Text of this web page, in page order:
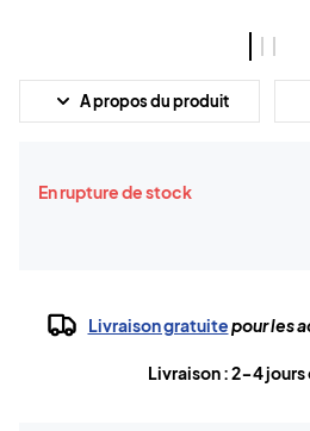
A propos du produit
En rupture de stock
Livraison gratuitepour les
Livraison : 2-4 jours